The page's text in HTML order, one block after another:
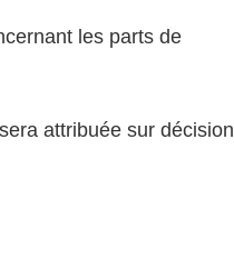
les parts de
attribuée sur décision